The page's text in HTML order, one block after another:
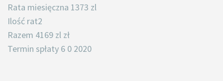
Rata miesięczna 1373 zl
Ilość rat2
Razem 4169 zl zł
Termin spłaty 6 0 2020